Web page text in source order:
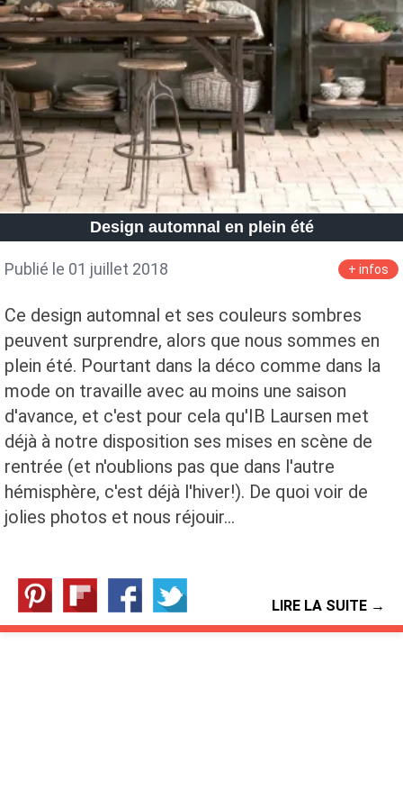
Design automnal en plein été
Publié le 01 juillet 2018 + infos
Ce design automnal et ses couleurs sombres
peuvent surprendre, alors que nous sommes en
plein été. Pourtant dans la déco comme dans la
mode on travaille avec au moins une saison
d'avance, et c'est pour cela qu'IB Laursen met
déjà à notre disposition ses mises en scène de
rentrée (et n'oublions pas que dans l'autre
hémisphère, c'est déjà l'hiver!). De quoi voir de
jolies photos et nous réjouir…
LIRE LA SUITE →